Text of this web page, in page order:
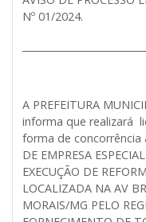
Nº 01/2024.
A PREFEITURA
informa que realizará
forma de concorrência
DE EMPRESA
EXECUÇÃO DE
LOCALIZADA NA AV
MORAIS/MG PELO